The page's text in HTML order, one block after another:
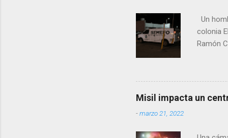
los
Un
colonia
Ramón
zona
Misil impacta un
-marzo 21, 2022